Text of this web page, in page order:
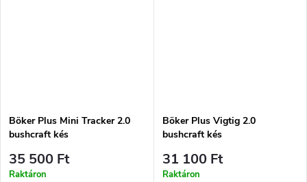
Böker Plus Mini Tracker 2.0
bushcraft kés
35 500 Ft
Raktáron
Böker Plus Vigtig 2.0
bushcraft kés
31 100 Ft
Raktáron